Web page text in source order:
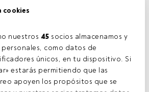
cookies
nuestros 45 socios almacenamos y
como datos de
únicos, en tu dispositivo. Si
estarás permitiendo que las
apoyen los propósitos que se
AM